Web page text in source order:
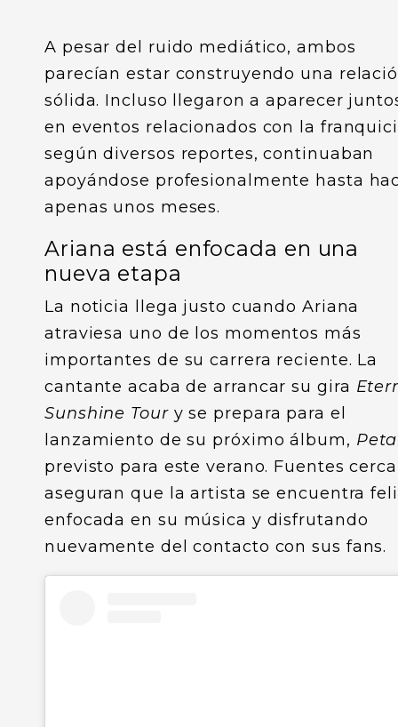
A pesar del ruido mediático, ambos
parecían estar construyendo una
sólida. Incluso llegaron a aparecer
en eventos relacionados con la
según diversos reportes, continuaban
apoyándose profesionalmente hasta
apenas unos meses.
Ariana está enfocada en una
nueva etapa
La noticia llega justo cuando Ariana
atraviesa uno de los momentos más
importantes de su carrera reciente. La
cantante acaba de arrancar su gira
Sunshine Toury se prepara para el
lanzamiento de su próximo álbum,
previsto para este verano. Fuentes
aseguran que la artista se encuentra
enfocada en su música y disfrutando
nuevamente del contacto con sus fans.